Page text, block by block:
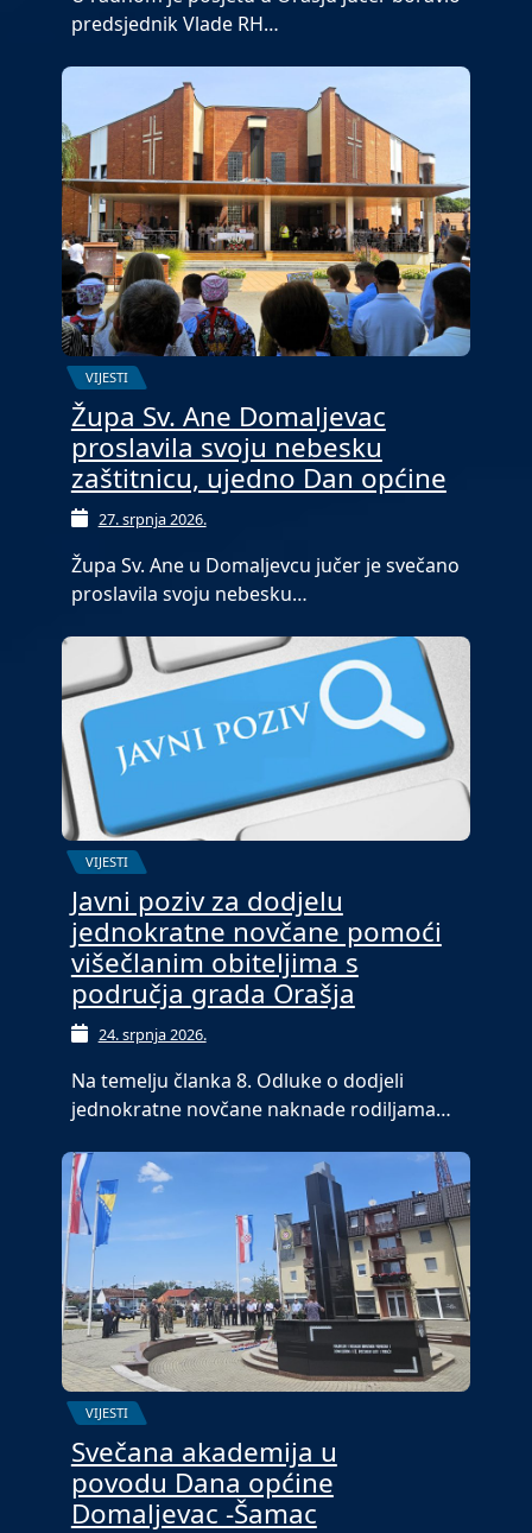
predsjednik Vlade RH…
VIJESTI
Župa Sv. Ane Domaljevac
proslavila svoju nebesku
zaštitnicu, ujedno Dan općine
27. srpnja 2026.
Župa Sv. Ane u Domaljevcu jučer je svečano
proslavila svoju nebesku…
VIJESTI
Javni poziv za dodjelu
jednokratne novčane pomoći
višečlanim obiteljima s
područja grada Orašja
24. srpnja 2026.
Na temelju članka 8. Odluke o dodjeli
jednokratne novčane naknade rodiljama…
VIJESTI
Svečana akademija u
povodu Dana općine
Domaljevac -Šamac